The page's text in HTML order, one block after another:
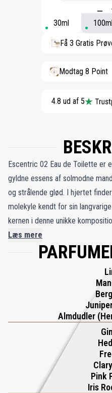
30ml
Få 3 Gratis
Modtag 8 Point
4.8 ud af 5
Escentric 02 Eau de Toilette er
gyldne essens af solmodne
og strålende glød. I hjertet
molekyle kendt for sin
kernen i denne unikke
fremhæver Escentric 02 det
ingrediens og skaber en duft,
legesyg ”gin og tonic”-akkord
strejf af den østrigske
sprudlende pift, som forstærker
den visionære parfumør Geza
et solbeskinnet paradis, hvor
sammen. Den efterlader et
unik og strålende oplevelse, der
Læs mere
Almdudler
Pink
Iris